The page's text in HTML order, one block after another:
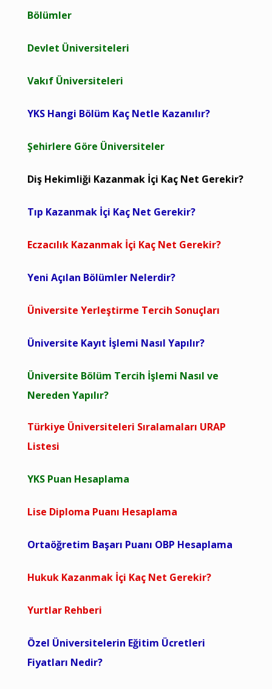
Bölümler
Devlet Üniversiteleri
Vakıf Üniversiteleri
YKS Hangi Bölüm Kaç Netle Kazanılır?
Şehirlere Göre Üniversiteler
Diş Hekimliği Kazanmak İçi Kaç Net Gerekir?
Tıp Kazanmak İçi Kaç Net Gerekir?
Eczacılık Kazanmak İçi Kaç Net Gerekir?
Yeni Açılan Bölümler Nelerdir?
Üniversite Yerleştirme Tercih Sonuçları
Üniversite Kayıt İşlemi Nasıl Yapılır?
Üniversite Bölüm Tercih İşlemi Nasıl ve
Nereden Yapılır?
Türkiye Üniversiteleri Sıralamaları URAP
Listesi
YKS Puan Hesaplama
Lise Diploma Puanı Hesaplama
Ortaöğretim Başarı Puanı OBP Hesaplama
Hukuk Kazanmak İçi Kaç Net Gerekir?
Yurtlar Rehberi
Özel Üniversitelerin Eğitim Ücretleri
Fiyatları Nedir?